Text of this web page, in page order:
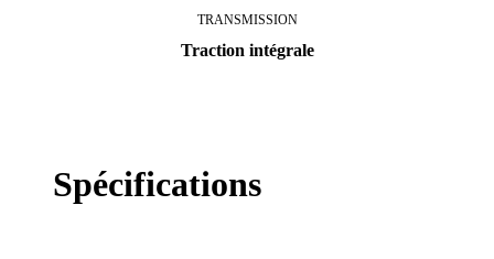
TRANSMISSION
Traction intégrale
Spécifications